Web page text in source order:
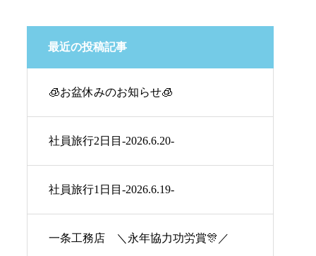
最近の投稿記事
🧊お盆休みのお知らせ🧊
社員旅行2日目-2026.6.20-
社員旅行1日目-2026.6.19-
一条工務店 ＼永年協力功労賞🎊／